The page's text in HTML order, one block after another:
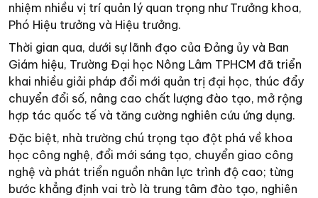
nhiệm nhiều vị trí quản lý quan trọng như Trưởng khoa,
Phó Hiệu trưởng và Hiệu trưởng.
Thời gian qua, dưới sự lãnh đạo của Đảng ủy và Ban
Giám hiệu, Trường Đại học Nông Lâm TPHCM đã triển
khai nhiều giải pháp đổi mới quản trị đại học, thúc đẩy
chuyển đổi số, nâng cao chất lượng đào tạo, mở rộng
hợp tác quốc tế và tăng cường nghiên cứu ứng dụng.
Đặc biệt, nhà trường chú trọng tạo đột phá về khoa
học công nghệ, đổi mới sáng tạo, chuyển giao công
nghệ và phát triển nguồn nhân lực trình độ cao; từng
bước khẳng định vai trò là trung tâm đào tạo, nghiên